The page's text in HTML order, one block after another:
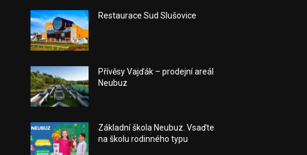
Restaurace Sud Slušovice
Přívěsy Vajďák – prodejní areál
Neubuz
Základní škola Neubuz. Vsaďte
na školu rodinného typu